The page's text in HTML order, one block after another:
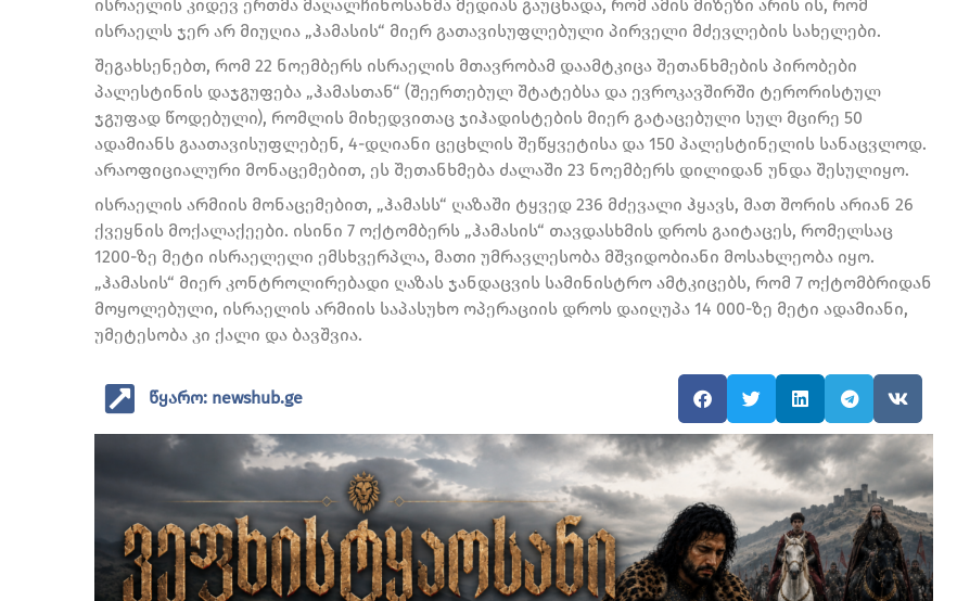
ისრაელის კიდევ ერთმა მაღალჩინოსანმა მედიას გაუცხადა, რომ ამის მიზეზი არის ის, რომ
ისრაელს ჯერ არ მიუღია „ჰამასის“ მიერ გათავისუფლებული პირველი მძევლების სახელები.
შეგახსენებთ, რომ 22 ნოემბერს ისრაელის მთავრობამ დაამტკიცა შეთანხმების პირობები
პალესტინის დაჯგუფება „ჰამასთან“ (შეერთებულ შტატებსა და ევროკავშირში ტერორისტულ
ჯგუფად წოდებული), რომლის მიხედვითაც ჯიჰადისტების მიერ გატაცებული სულ მცირე 50
ადამიანს გაათავისუფლებენ, 4-დღიანი ცეცხლის შეწყვეტისა და 150 პალესტინელის სანაცვლოდ.
არაოფიციალური მონაცემებით, ეს შეთანხმება ძალაში 23 ნოემბერს დილიდან უნდა შესულიყო.
ისრაელის არმიის მონაცემებით, „ჰამასს“ ღაზაში ტყვედ 236 მძევალი ჰყავს, მათ შორის არიან 26
ქვეყნის მოქალაქეები. ისინი 7 ოქტომბერს „ჰამასის“ თავდასხმის დროს გაიტაცეს, რომელსაც
1200-ზე მეტი ისრაელელი ემსხვერპლა, მათი უმრავლესობა მშვიდობიანი მოსახლეობა იყო.
„ჰამასის“ მიერ კონტროლირებადი ღაზას ჯანდაცვის სამინისტრო ამტკიცებს, რომ 7 ოქტომბრიდან
მოყოლებული, ისრაელის არმიის საპასუხო ოპერაციის დროს დაიღუპა 14 000-ზე მეტი ადამიანი,
უმეტესობა კი ქალი და ბავშვია.
წყარო: newshub.ge